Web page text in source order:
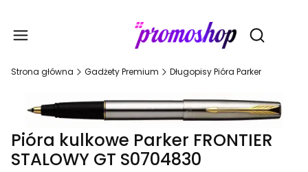
Otwórz
Strona główna Gadżety Premium Długopisy Pióra Parker
Pióra kulkowe Parker FRONTIER
STALOWY GT S0704830